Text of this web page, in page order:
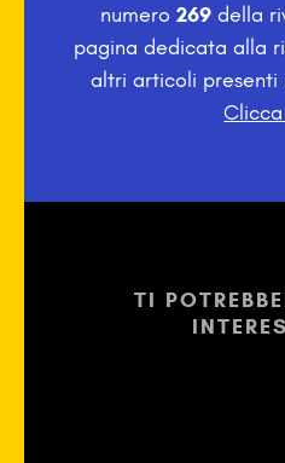
numero 269della
pagina dedicata alla
altri articoli presenti
TI